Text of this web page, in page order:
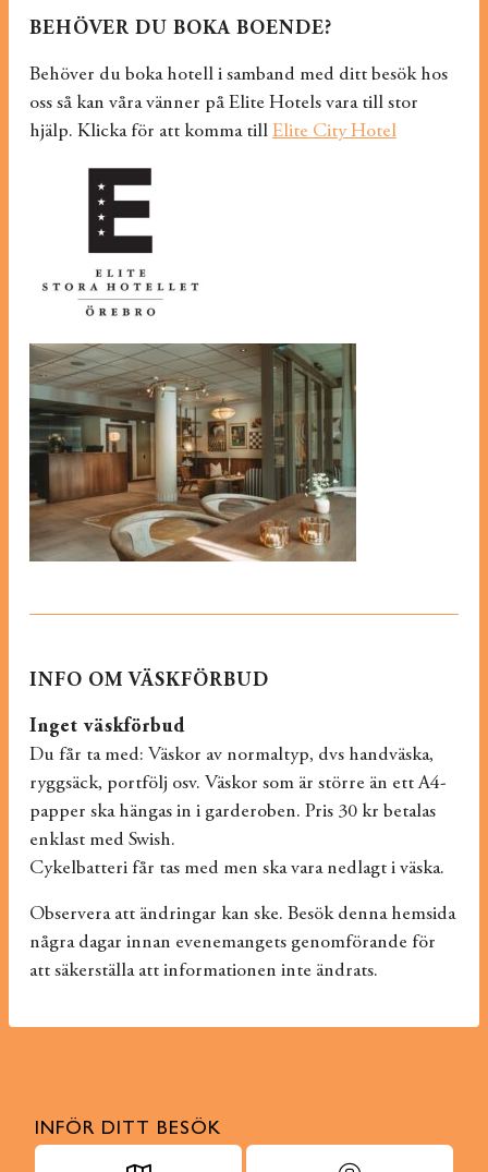
BEHÖVER DU BOKA BOENDE?
Behöver du boka hotell i samband med ditt besök hos
oss så kan våra vänner på Elite Hotels vara till stor
hjälp. Klicka för att komma till Elite City Hotel
INFO OM VÄSKFÖRBUD
Inget väskförbud
Du får ta med: Väskor av normaltyp, dvs handväska,
ryggsäck, portfölj osv. Väskor som är större än ett A4-
papper ska hängas in i garderoben. Pris 30 kr betalas
enklast med Swish.
Cykelbatteri får tas med men ska vara nedlagt i väska.
Observera att ändringar kan ske. Besök denna hemsida
några dagar innan evenemangets genomförande för
att säkerställa att informationen inte ändrats.
INFÖR DITT BESÖK